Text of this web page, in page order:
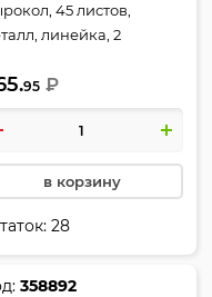
45 листов,
линейка, 2
серый, Attomex,
95 ₽
в корзину
28
358892